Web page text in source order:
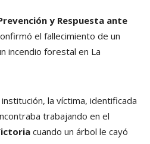
y Respuesta ante
el fallecimiento de un
incendio forestal en La
la víctima, identificada
trabajando en el
cuando un árbol le cayó